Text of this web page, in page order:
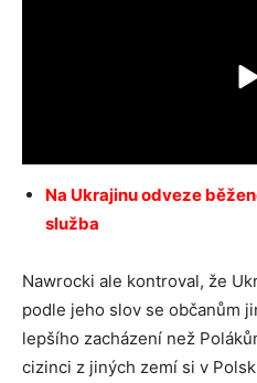
Na Ukrajinu odveze
služba
Nawrocki ale kontroval, že
podle jeho slov se občanům
lepšího zacházení než
cizinci z jiných zemí si v